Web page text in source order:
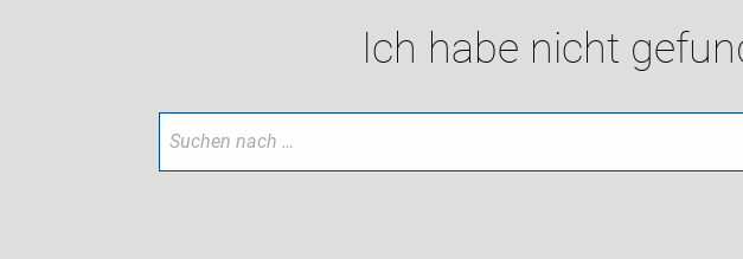
Ich habe nicht